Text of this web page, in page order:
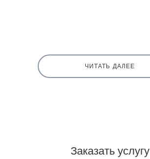
ЧИТАТЬ ДАЛЕЕ
Заказать услугу